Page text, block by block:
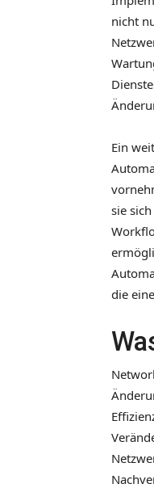
nicht
Ein
sie
die